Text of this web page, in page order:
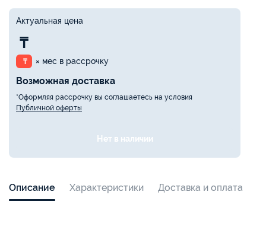
Актуальная цена
₸
₸ × мес в рассрочку
Возможная доставка
*Оформляя рассрочку вы соглашаетесь на условия
Публичной оферты
Нет в наличии
Описание Характеристики Доставка и оплата